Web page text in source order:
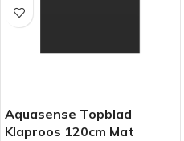
Aquasense Topblad
Klaproos 120cm Mat